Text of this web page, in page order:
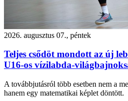
2026. augusztus 07., péntek
Teljes csődöt mondott az új
U16-os vízilabda-
A továbbjutásról több esetben nem a
hanem egy matematikai képlet döntött.